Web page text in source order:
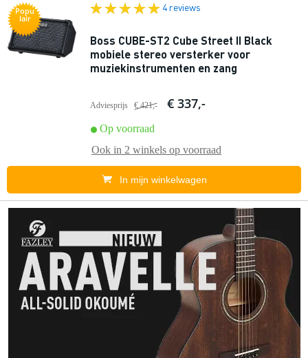
Popu
lair
4 reviews
Boss CUBE-ST2 Cube Street II Black
mobiele stereo versterker voor
muziekinstrumenten en zang
Adviesprijs € 421,- € 337,-
Op voorraad
Ook in 2 winkels op voorraad
In mijn winkelwagen